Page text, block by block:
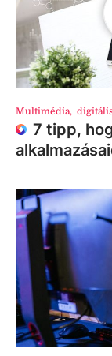
Multimédia,
7 tipp,